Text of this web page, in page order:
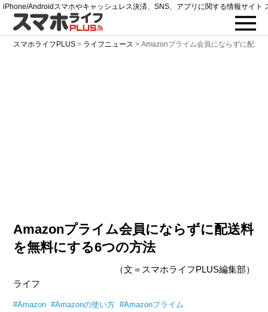
iPhone/Androidスマホやキャッシュレス決済、SNS、アプリに関する情報サイト
スマホライフPLUS > ライフニュース >Amazonプライム会員にならずに配送
Amazonプライム会員にならずに配送料
を無料にする6つの方法
（文＝スマホライフPLUS編集部）
ライフ
#Amazon #Amazonの使い方 #Amazonプライム